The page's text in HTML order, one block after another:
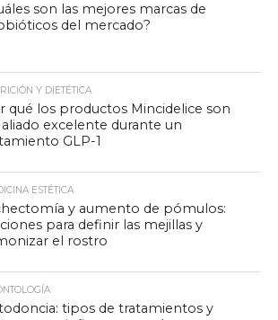
son las mejores marcas de
del mercado?
Y DIETÉTICA
qué los productos Mincidelice son
excelente durante un
GLP-1
ESTÉTICA
y aumento de pómulos:
para definir las mejillas y
el rostro
tipos de tratamientos y